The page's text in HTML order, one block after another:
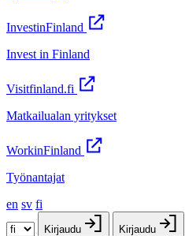
InvestinFinland
Invest in Finland
Visitfinland.fi
Matkailualan yritykset
WorkinFinland
Työnantajat
en sv fi
Kirjaudu Kirjaudu